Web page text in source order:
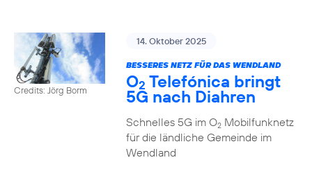
Credits: Jörg Borm
14. Oktober 2025
BESSERES NETZ FÜR DAS WENDLAND
O2 Telefónica bringt
5G nach Diahren
Schnelles 5G im O2Mobilfunknetz
für die ländliche Gemeinde im
Wendland